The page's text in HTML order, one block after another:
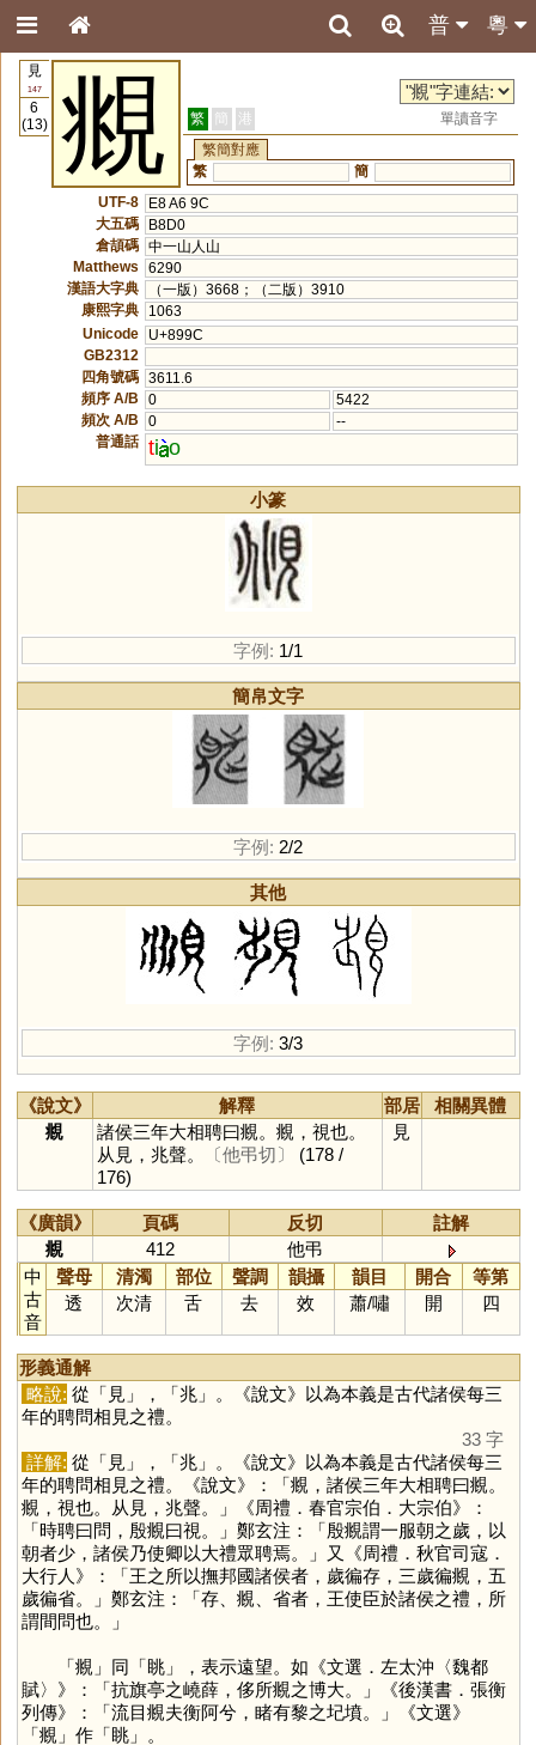
粵
普
見
147
6
(13)
覜 繁 簡 港
單讀音字
繁簡對應
繁
簡
UTF-8
E8 A6 9C
大五碼
B8D0
倉頡碼 中一山人山
Matthews
6290
漢語大字典
（一版）3668；（二版）3910
康熙字典
1063
Unicode
U+899C
GB2312
四角號碼 3611.6
頻序 A/B
0
5422
頻次 A/B
0
--
普通話 ti o
小篆
字例: 1/1
簡帛文字
字例: 2/2
其他
字例: 3/3
《說文》 解釋 部居
相關異體
覜
諸侯三年大相聘曰覜。覜，視也。
从見，兆聲。
〔他弔切〕
(178 /
176)
見
《廣韻》 頁碼 反切
註解
覜
412
他弔
中
古
音
聲母 清濁 部位 聲調 韻攝 韻目 開合
等第
透
次清 舌 去 效 蕭/嘯 開 四
形義通解
略說: 從「 見 」，「兆」。《說文》以為本義是古代諸侯每三
年的聘問相見之禮。
33 字
詳解: 從「 見 」，「兆」。《說文》以為本義是古代諸侯每三
年的聘問相見之禮。《說文》：「覜，諸侯三年大相聘曰覜。
覜，視也。从見，兆聲。」《周禮．春官宗伯．大宗伯》：
「時聘曰問，殷覜曰視。」鄭玄注：「殷覜謂一服朝之歲，以
朝者少，諸侯乃使卿以大禮眾聘焉。」又《周禮．秋官司寇．
大行人》：「王之所以撫邦國諸侯者，歲徧存，三歲徧覜，五
歲徧省。」鄭玄注：「存、覜、省者，王使臣於諸侯之禮，所
謂間問也。」
「覜 」同「眺」，表示遠望。如《文選．左太沖〈魏都
賦〉》：「抗旗亭之嶢薛，侈所覜之博大。」《後漢書．張衡
列傳》：「流目覜夫衡阿兮，睹有黎之圮墳。」《文選》
「覜 」作「眺」。